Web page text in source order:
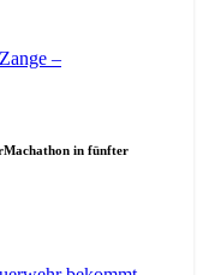
in fünfter